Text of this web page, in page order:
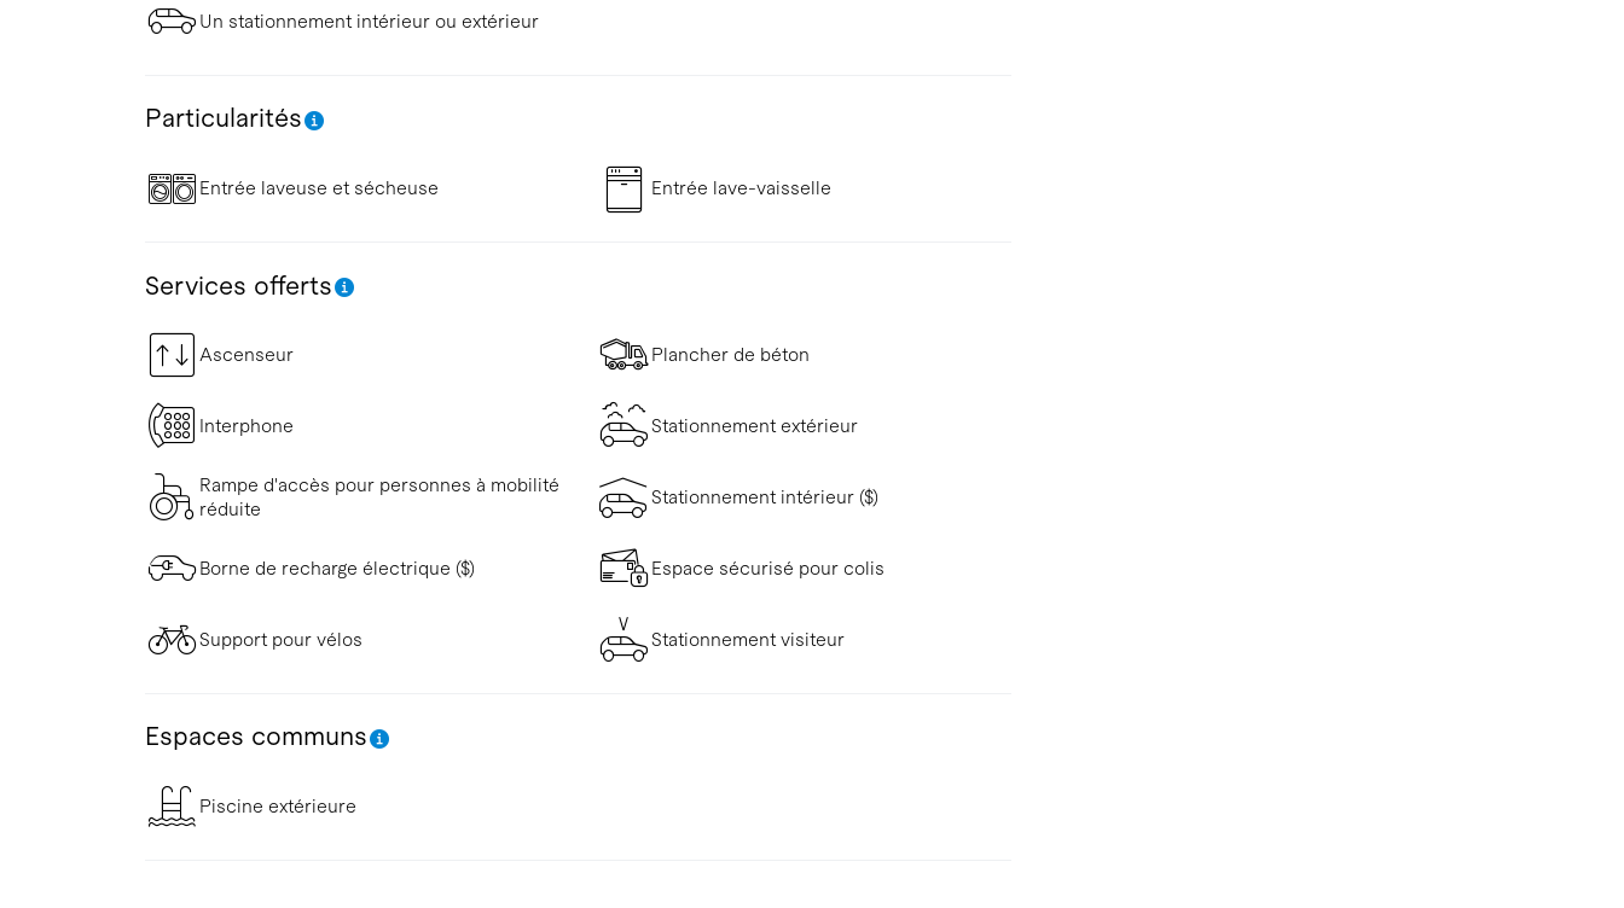
Un stationnement intérieur ou extérieur
Particularités
Entrée laveuse et sécheuse Entrée lave-vaisselle
Services offerts
Ascenseur Plancher de béton
Interphone Stationnement extérieur
Rampe d'accès pour personnes à mobilité
réduite
Stationnement intérieur ($)
Borne de recharge électrique ($) Espace sécurisé pour colis
Support pour vélos Stationnement visiteur
Espaces communs
Piscine extérieure